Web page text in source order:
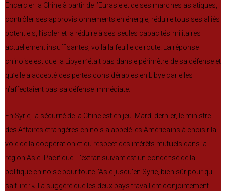
Encercler la Chine à partir de l’Eurasie et de ses marches asiatiques,
contrôler ses approvisionnements en énergie, réduire tous ses alliés
potentiels, l’isoler et la réduire à ses seules capacités militaires
actuellement insuffisantes, voilà la feuille de route. La réponse
chinoise est que la Libye n’était pas dansle périmètre de sa défense et
qu’elle a accepté des pertes considérables en Libye car elles
n’affectaient pas sa défense immédiate.
En Syrie, la sécurité de la Chine est en jeu. Mardi dernier, le ministre
des Affaires étrangères chinois a appelé les Américains à choisir la
voie de la coopération et du respect des intérêts mutuels dans la
région Asie- Pacifique. L’extrait suivant est un condensé de la
politique chinoise pour toute l’Asie jusqu’en Syrie, bien sûr pour qui
sait lire : « Il a suggéré que les deux pays travaillent conjointement